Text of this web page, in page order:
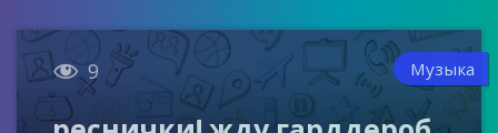
 9 Музыка